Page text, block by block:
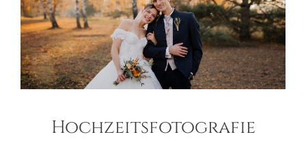
Hochzeitsfotografie